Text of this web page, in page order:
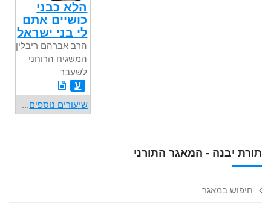
תורת יבנה - המאגר התורני
חיפוש במאגר
הלא כבני
כושיים אתם
לי בני ישראל
הרב אברהם ריבלין,
המשגיח הרוחני
לשעבר
ע
שיעורים נוספים...